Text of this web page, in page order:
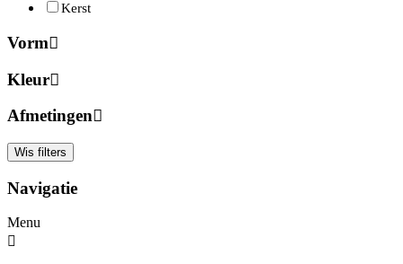
Kerst
Vorm
Kleur
Afmetingen
Wis filters
Navigatie
Menu